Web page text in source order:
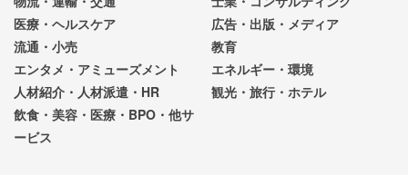
医療・ヘルスケア
広告・出版・メディア
流通・小売
教育
エンタメ・アミューズメント
エネルギー・環境
人材紹介・人材派遣・HR
観光・旅行・ホテル
飲食・美容・医療・BPO・他サ
ービス